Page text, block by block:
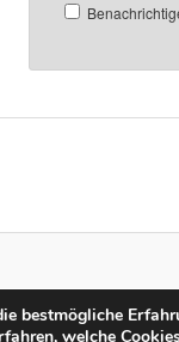
bestmögliche
welche